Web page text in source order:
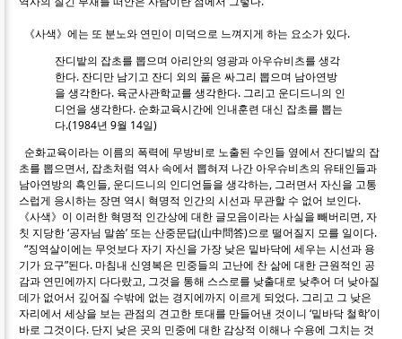
《사색》에는 또 분노와 연민이 미덕으로 느껴지게 하는 요소가 있다.
잔디밭의 잡초를 뽑으며 아리안의 영광과 아우슈비츠를 생각
한다. 잔디만 남기고 잔디 외의 풀은 싸그리 뽑으며 남아연방
을 생각한다. 육군사관학교를 생각한다. 그리고 운디드니의 인
디언을 생각한다. 순화교육시간에 인내훈련 대신 잡초를 뽑는
다.(1984년 9월 14일)
순화교육이라는 이름의 폭력에 무방비로 노출된 수인들 옆에서 잔디밭의 잡
초를 뽑으면서, 잡초처럼 역사 속에서 뽑혀져 나간 아우슈비츠의 유태인들과
남아연방의 흑인들, 운디드니의 인디언들을 생각하는, 그러면서 자신을 고통
스럽게 응시하는 장면 역시 혁명적 인간의 시선과 무관할 수 없어 보인다.
《사색》이 이러한 혁명적 인간상에 대한 글모음이라는 사실을 빼버리면, 자
칫 지당한 ‘공자님 말씀’ 또는 산중문답(山中問答)으로 떨어질지 모를 일이다.
“징역살이에는 무엇보다 자기 자신을 가장 낮은 밑바닥에 세우는 시선과 용
기가 요구”된다. 마침내 신영복은 민중들의 고난에 찬 삶에 대한 근원적인 공
감과 연민에까지 다다랐고, 그것을 통해 스스로를 낮출대로 낮추어 더 낮아질
데가 없어서 깊어질 수밖에 없는 경지에까지 이르게 되었다. 그리고 그 낮은
자리에서 세상을 보는 관점의 견고한 토대를 만들어낸 것이니 ‘밑바닥 철학’이
바로 그것이다. 단지 낮은 곳의 민중에 대한 감상적 이해나 수용에 그치는 것